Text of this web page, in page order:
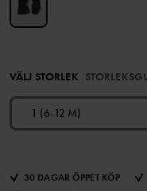
VÄLJ STORLEK
1 (6-12 M)
30 DAGAR ÖPPET KÖP